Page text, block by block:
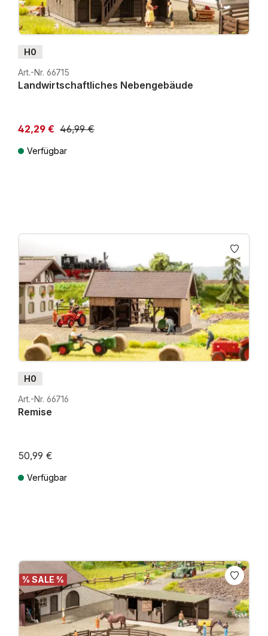
H0
Art.-Nr. 66715
Landwirtschaftliches Nebengebäude
42,29 € 46,99 €
Verfügbar
H0
Art.-Nr. 66716
Remise
50,99 €
Verfügbar
% SALE %